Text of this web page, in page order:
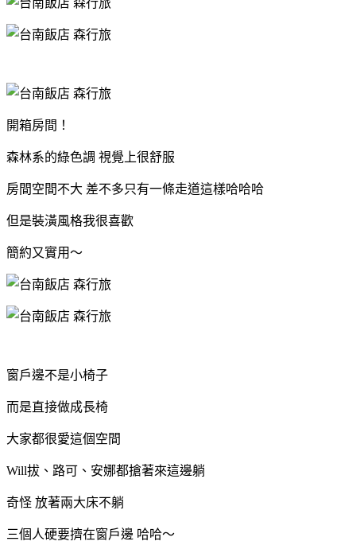
開箱房間！
森林系的綠色調 視覺上很舒服
房間空間不大 差不多只有一條走道這樣哈哈哈
但是裝潢風格我很喜歡
簡約又實用～
窗戶邊不是小椅子
而是直接做成長椅
大家都很愛這個空間
Will拔、路可、安娜都搶著來這邊躺
奇怪 放著兩大床不躺
三個人硬要擠在窗戶邊 哈哈～